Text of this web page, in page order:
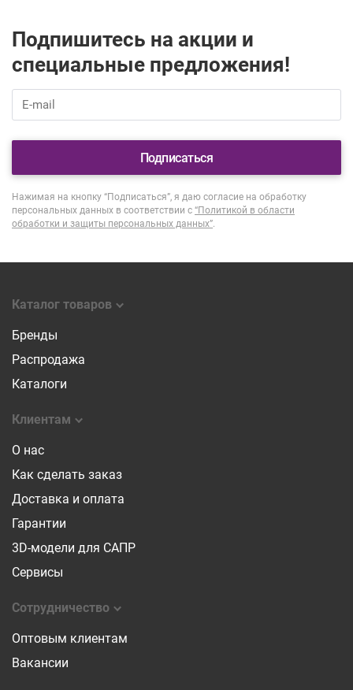
Подпишитесь на акции и
специальные предложения!
Подписаться
Нажимая на кнопку “Подписаться”, я даю согласие на обработку
персональных данных в соответствии с “Политикой в области
обработки и защиты персональных данных”.
Каталог товаров
Бренды
Распродажа
Каталоги
Клиентам
О нас
Как сделать заказ
Доставка и оплата
Гарантии
3D-модели для САПР
Сервисы
Сотрудничество
Оптовым клиентам
Вакансии